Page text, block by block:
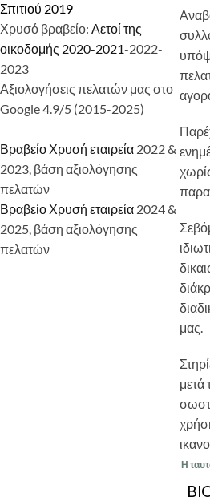
Σπιτιού 2019
Χρυσό βραβείο: Αετοί της
οικοδομής 2020-2021-2022-
2023
Αξιολογήσεις πελατών μας στο
Google 4.9/5 (2015-2025)
Βραβείο Χρυσή εταιρεία 2022 &
2023, βάση αξιολόγησης
πελατών
Βραβείο Χρυσή εταιρεία 2024 &
2025, βάση αξιολόγησης
πελατών
μας.
μετά
Η